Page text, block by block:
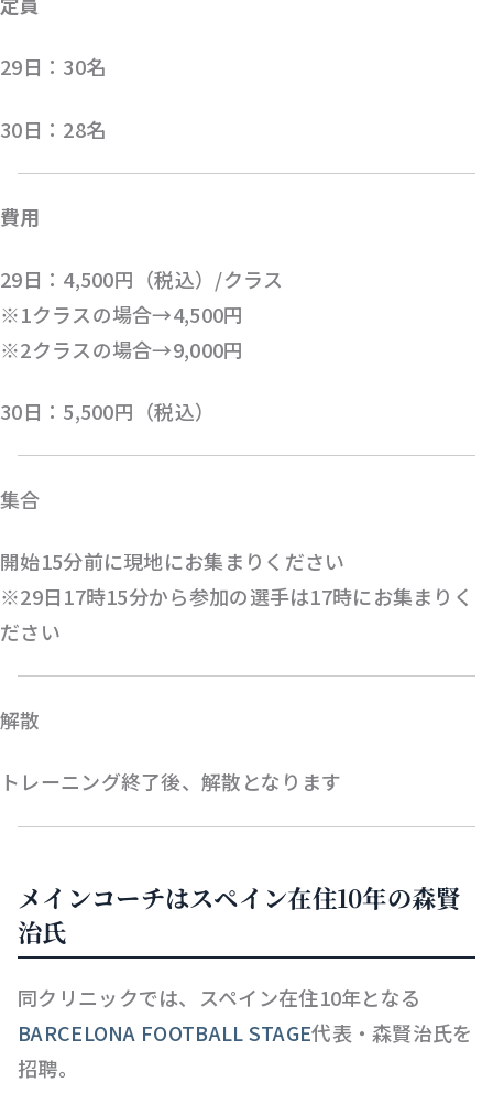
29日：30名
30日：28名
費用
29日：4,500円（税込）/クラス
※1クラスの場合→4,500円
※2クラスの場合→9,000円
30日：5,500円（税込）
集合
開始15分前に現地にお集まりください
※29日17時15分から参加の選手は17時にお集まりく
ださい
解散
トレーニング終了後、解散となります
メインコーチはスペイン在住10年の森賢
治氏
同クリニックでは、スペイン在住10年となる
BARCELONA FOOTBALL STAGE代表・森賢治氏を
招聘。